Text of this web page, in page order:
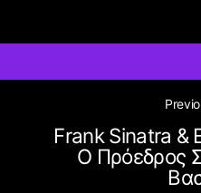
Frank Sinatra &
Ο Πρόεδρος